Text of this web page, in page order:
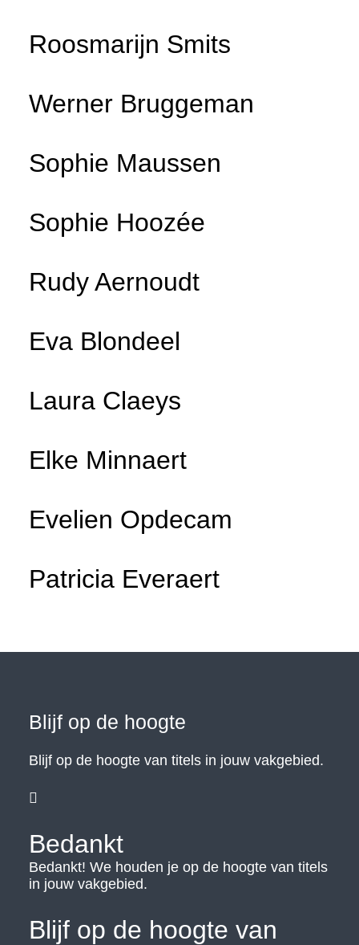
Roosmarijn Smits
Werner Bruggeman
Sophie Maussen
Sophie Hoozée
Rudy Aernoudt
Eva Blondeel
Laura Claeys
Elke Minnaert
Evelien Opdecam
Patricia Everaert
Blijf op de hoogte
Blijf op de hoogte van titels in jouw vakgebied.

Bedankt
Bedankt! We houden je op de hoogte van titels
in jouw vakgebied.
Blijf op de hoogte van